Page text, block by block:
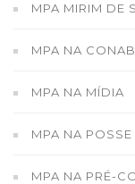
MPA MIRIM DE
MPA NA CONAB
MPA NA MÍDIA
MPA NA
MPA NA PRÉ-